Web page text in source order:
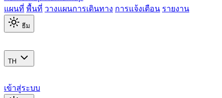
แผนที่ พื้นที่ วางแผนการเดินทาง การแจ้งเตือน รายงาน
ธีม
TH
เข้าสู่ระบบ